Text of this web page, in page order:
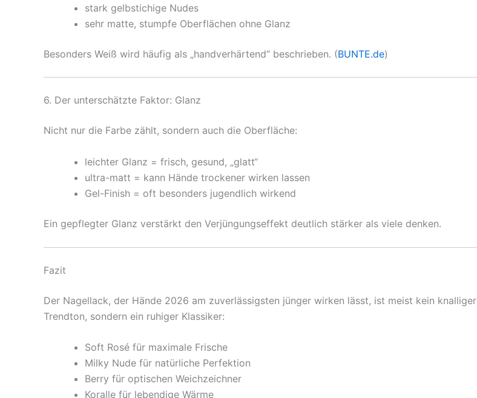
stark gelbstichige Nudes
sehr matte, stumpfe Oberflächen ohne Glanz
Besonders Weiß wird häufig als „handverhärtend“ beschrieben. (BUNTE.de)
6. Der unterschätzte Faktor: Glanz
Nicht nur die Farbe zählt, sondern auch die Oberfläche:
leichter Glanz = frisch, gesund, „glatt“
ultra-matt = kann Hände trockener wirken lassen
Gel-Finish = oft besonders jugendlich wirkend
Ein gepflegter Glanz verstärkt den Verjüngungseffekt deutlich stärker als viele denken.
Fazit
Der Nagellack, der Hände 2026 am zuverlässigsten jünger wirken lässt, ist meist kein knalliger
Trendton, sondern ein ruhiger Klassiker:
Soft Rosé für maximale Frische
Milky Nude für natürliche Perfektion
Berry für optischen Weichzeichner
Koralle für lebendige Wärme